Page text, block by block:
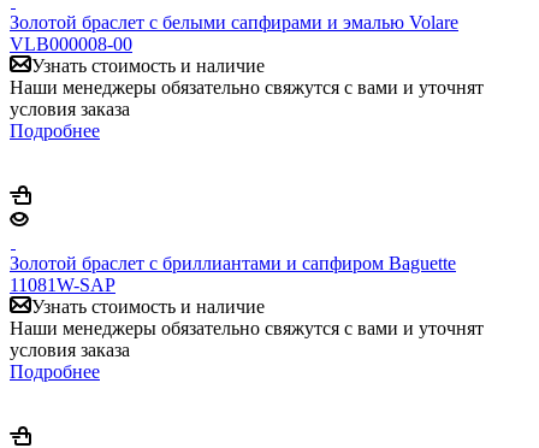
Золотой браслет с белыми сапфирами и эмалью Volare
VLB000008-00
Узнать стоимость и наличие
Наши менеджеры обязательно свяжутся с вами и уточнят
условия заказа
Подробнее
Золотой браслет с бриллиантами и сапфиром Baguette
11081W-SAP
Узнать стоимость и наличие
Наши менеджеры обязательно свяжутся с вами и уточнят
условия заказа
Подробнее